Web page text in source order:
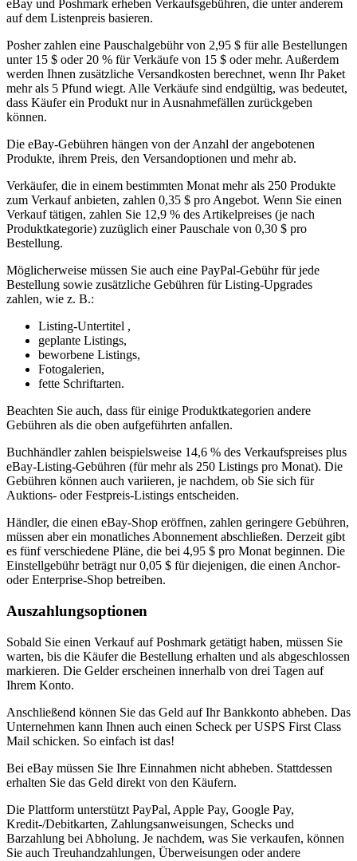
eBay und Poshmark erheben Verkaufsgebühren, die unter anderem
auf dem Listenpreis basieren.
Posher zahlen eine Pauschalgebühr von 2,95 $ für alle Bestellungen
unter 15 $ oder 20 % für Verkäufe von 15 $ oder mehr. Außerdem
werden Ihnen zusätzliche Versandkosten berechnet, wenn Ihr Paket
mehr als 5 Pfund wiegt. Alle Verkäufe sind endgültig, was bedeutet,
dass Käufer ein Produkt nur in Ausnahmefällen zurückgeben
können.
Die eBay-Gebühren hängen von der Anzahl der angebotenen
Produkte, ihrem Preis, den Versandoptionen und mehr ab.
Verkäufer, die in einem bestimmten Monat mehr als 250 Produkte
zum Verkauf anbieten, zahlen 0,35 $ pro Angebot. Wenn Sie einen
Verkauf tätigen, zahlen Sie 12,9 % des Artikelpreises (je nach
Produktkategorie) zuzüglich einer Pauschale von 0,30 $ pro
Bestellung.
Möglicherweise müssen Sie auch eine PayPal-Gebühr für jede
Bestellung sowie zusätzliche Gebühren für Listing-Upgrades
zahlen, wie z. B.:
Listing-Untertitel ,
geplante Listings,
beworbene Listings,
Fotogalerien,
fette Schriftarten.
Beachten Sie auch, dass für einige Produktkategorien andere
Gebühren als die oben aufgeführten anfallen.
Buchhändler zahlen beispielsweise 14,6 % des Verkaufspreises plus
eBay-Listing-Gebühren (für mehr als 250 Listings pro Monat). Die
Gebühren können auch variieren, je nachdem, ob Sie sich für
Auktions- oder Festpreis-Listings entscheiden.
Händler, die einen eBay-Shop eröffnen, zahlen geringere Gebühren,
müssen aber ein monatliches Abonnement abschließen. Derzeit gibt
es fünf verschiedene Pläne, die bei 4,95 $ pro Monat beginnen. Die
Einstellgebühr beträgt nur 0,05 $ für diejenigen, die einen Anchor-
oder Enterprise-Shop betreiben.
Auszahlungsoptionen
Sobald Sie einen Verkauf auf Poshmark getätigt haben, müssen Sie
warten, bis die Käufer die Bestellung erhalten und als abgeschlossen
markieren. Die Gelder erscheinen innerhalb von drei Tagen auf
Ihrem Konto.
Anschließend können Sie das Geld auf Ihr Bankkonto abheben. Das
Unternehmen kann Ihnen auch einen Scheck per USPS First Class
Mail schicken. So einfach ist das!
Bei eBay müssen Sie Ihre Einnahmen nicht abheben. Stattdessen
erhalten Sie das Geld direkt von den Käufern.
Die Plattform unterstützt PayPal, Apple Pay, Google Pay,
Kredit-/Debitkarten, Zahlungsanweisungen, Schecks und
Barzahlung bei Abholung. Je nachdem, was Sie verkaufen, können
Sie auch Treuhandzahlungen, Überweisungen oder andere